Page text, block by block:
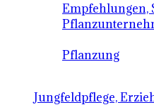
Empfehlungen,
Pflanzung
Jungfeldpflege,